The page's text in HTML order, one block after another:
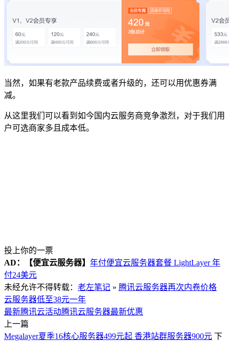
当然，如果有老款产品续费或者升级的，还可以用优惠券满
减。
从这里我们可以看到如今国内云服务商竞争激烈，对于我们用
户可选商家多且成本低。
投上你的一票
AD：
【便宜云服务器】 年付便宜云服务器套餐 LightLayer 年
付24美元
未经允许不得转载： 老左笔记 » 腾讯云服务器再次内卷价格
云服务器低至38元一年
最新腾讯云活动腾讯云服务器最新优惠
上一篇
Megalayer夏季16核心服务器499元起 香港站群服务器900元 下